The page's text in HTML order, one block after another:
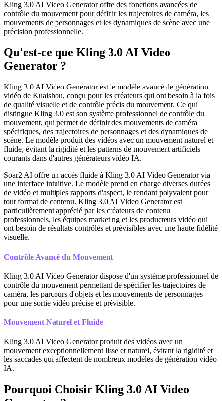
Kling 3.0 AI Video Generator offre des fonctions avancées de
contrôle du mouvement pour définir les trajectoires de caméra, les
mouvements de personnages et les dynamiques de scène avec une
précision professionnelle.
Qu'est-ce que Kling 3.0 AI Video
Generator ?
Kling 3.0 AI Video Generator est le modèle avancé de génération
vidéo de Kuaishou, conçu pour les créateurs qui ont besoin à la fois
de qualité visuelle et de contrôle précis du mouvement. Ce qui
distingue Kling 3.0 est son système professionnel de contrôle du
mouvement, qui permet de définir des mouvements de caméra
spécifiques, des trajectoires de personnages et des dynamiques de
scène. Le modèle produit des vidéos avec un mouvement naturel et
fluide, évitant la rigidité et les patterns de mouvement artificiels
courants dans d'autres générateurs vidéo IA.
Soar2 AI offre un accès fluide à Kling 3.0 AI Video Generator via
une interface intuitive. Le modèle prend en charge diverses durées
de vidéo et multiples rapports d'aspect, le rendant polyvalent pour
tout format de contenu. Kling 3.0 AI Video Generator est
particulièrement apprécié par les créateurs de contenu
professionnels, les équipes marketing et les producteurs vidéo qui
ont besoin de résultats contrôlés et prévisibles avec une haute fidélité
visuelle.
Contrôle Avancé du Mouvement
Kling 3.0 AI Video Generator dispose d'un système professionnel de
contrôle du mouvement permettant de spécifier les trajectoires de
caméra, les parcours d'objets et les mouvements de personnages
pour une sortie vidéo précise et prévisible.
Mouvement Naturel et Fluide
Kling 3.0 AI Video Generator produit des vidéos avec un
mouvement exceptionnellement lisse et naturel, évitant la rigidité et
les saccades qui affectent de nombreux modèles de génération vidéo
IA.
Pourquoi Choisir Kling 3.0 AI Video